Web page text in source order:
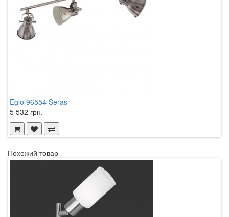
Eglo 96554 Seras
5 532 грн.
Похожий товар